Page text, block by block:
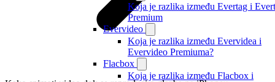
Koja je razlika između Evertag i
Premium
Evervideo
Koja je razlika između Evervidea i
Evervideo Premiuma?
Flacbox
Koja je razlika između Flacbox i